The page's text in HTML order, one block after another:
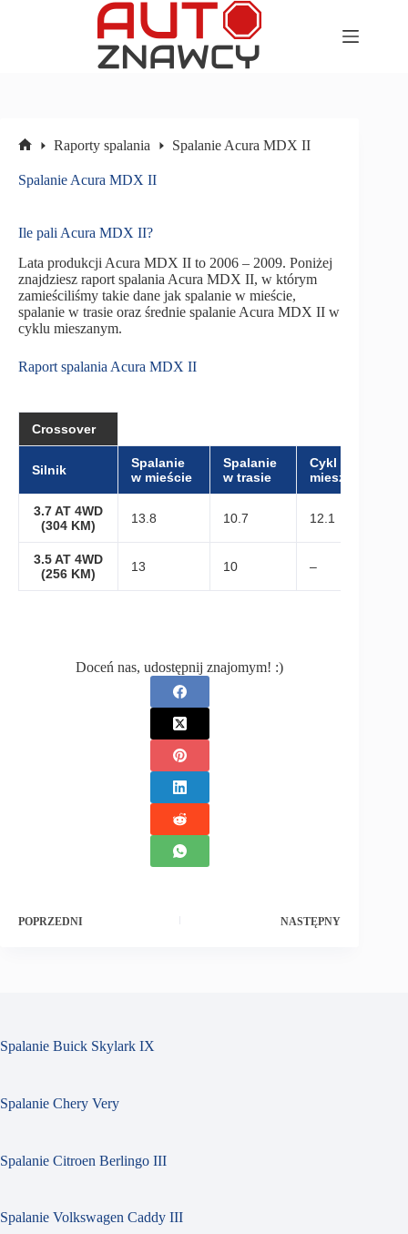
główna
Raporty spalania Spalanie Acura MDX II
Spalanie Acura MDX II
Ile pali Acura MDX II?
Lata produkcji Acura MDX II to 2006 – 2009. Poniżej
znajdziesz raport spalania Acura MDX II, w którym
zamieściliśmy takie dane jak spalanie w mieście,
spalanie w trasie oraz średnie spalanie Acura MDX II w
cyklu mieszanym.
Raport spalania Acura MDX II
Crossover
Silnik
Spalanie
w mieście
Spalanie
w trasie
Cykl
mieszany
3.7 AT 4WD
(304 KM)
13.8 10.7 12.1
3.5 AT 4WD
(256 KM)
13 10 –
Doceń nas, udostępnij znajomym! :)
POPRZEDNI NASTĘPNY
Spalanie Buick Skylark IX
Spalanie Chery Very
Spalanie Citroen Berlingo III
Spalanie Volkswagen Caddy III